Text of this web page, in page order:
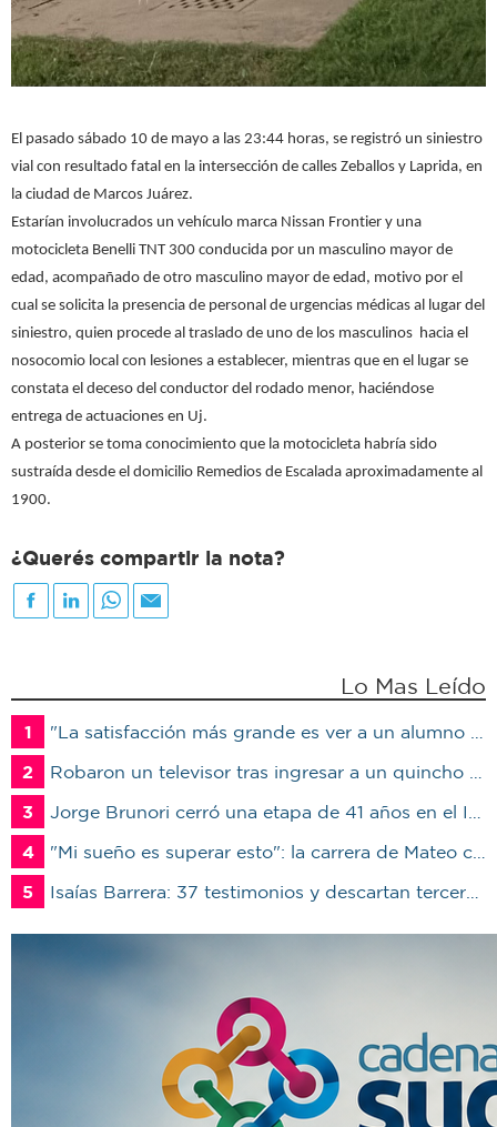
El pasado sábado 10 de mayo a las 23:44 horas, se registró un siniestro
vial con resultado fatal en la intersección de calles Zeballos y Laprida, en
la ciudad de Marcos Juárez.
Estarían involucrados un vehículo marca Nissan Frontier y una
motocicleta Benelli TNT 300 conducida por un masculino mayor de
edad, acompañado de otro masculino mayor de edad, motivo por el
cual se solicita la presencia de personal de urgencias médicas al lugar del
siniestro, quien procede al traslado de uno de los masculinos hacia el
nosocomio local con lesiones a establecer, mientras que en el lugar se
constata el deceso del conductor del rodado menor, haciéndose
entrega de actuaciones en Uj.
A posterior se toma conocimiento que la motocicleta habría sido
sustraída desde el domicilio Remedios de Escalada aproximadamente al
1900.
¿Querés compartir la nota?
Lo Mas Leído
1
"La satisfacción más grande es ver a un alumno trabajando": Jorge Vicente se jubiló luego de 38 años en el IPET51
2
Robaron un televisor tras ingresar a un quincho en una vivienda de Marcos Juárez
3
Jorge Brunori cerró una etapa de 41 años en el INTA: “Me voy de mi casa para irme a mi casa”
4
"Mi sueño es superar esto": la carrera de Mateo contra el tiempo por un trasplante
5
Isaías Barrera: 37 testimonios y descartan terceros en Marcos Juárez